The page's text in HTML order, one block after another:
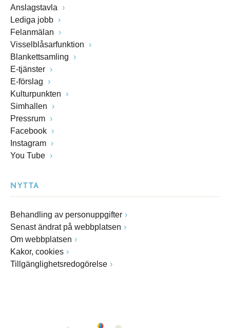
Anslagstavla
Lediga jobb
Felanmälan
Visselblåsarfunktion
Blankettsamling
E-tjänster
E-förslag
Kulturpunkten
Simhallen
Pressrum
Facebook
Instagram
You Tube
NYTTA
Behandling av personuppgifter
Senast ändrat på webbplatsen
Om webbplatsen
Kakor, cookies
Tillgänglighetsredogörelse